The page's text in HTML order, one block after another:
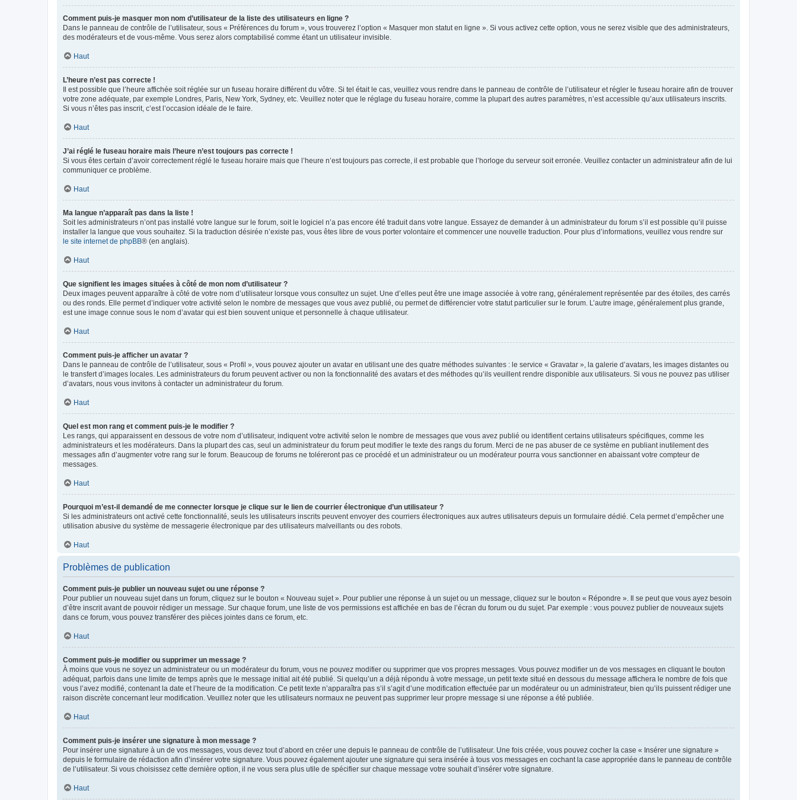
Comment puis-je masquer mon nom d’utilisateur de la liste des utilisateurs en ligne ?
Dans le panneau de contrôle de l’utilisateur, sous « Préférences du forum », vous trouverez l’option « Masquer mon statut en ligne ». Si vous activez cette option, vous ne serez visible que des administrateurs,
des modérateurs et de vous-même. Vous serez alors comptabilisé comme étant un utilisateur invisible.
Haut
L’heure n’est pas correcte !
Il est possible que l’heure affichée soit réglée sur un fuseau horaire différent du vôtre. Si tel était le cas, veuillez vous rendre dans le panneau de contrôle de l’utilisateur et régler le fuseau horaire afin de trouver
votre zone adéquate, par exemple Londres, Paris, New York, Sydney, etc. Veuillez noter que le réglage du fuseau horaire, comme la plupart des autres paramètres, n’est accessible qu’aux utilisateurs inscrits.
Si vous n’êtes pas inscrit, c’est l’occasion idéale de le faire.
Haut
J’ai réglé le fuseau horaire mais l’heure n’est toujours pas correcte !
Si vous êtes certain d’avoir correctement réglé le fuseau horaire mais que l’heure n’est toujours pas correcte, il est probable que l’horloge du serveur soit erronée. Veuillez contacter un administrateur afin de lui
communiquer ce problème.
Haut
Ma langue n’apparaît pas dans la liste !
Soit les administrateurs n’ont pas installé votre langue sur le forum, soit le logiciel n’a pas encore été traduit dans votre langue. Essayez de demander à un administrateur du forum s’il est possible qu’il puisse
installer la langue que vous souhaitez. Si la traduction désirée n’existe pas, vous êtes libre de vous porter volontaire et commencer une nouvelle traduction. Pour plus d’informations, veuillez vous rendre sur
le site internet de phpBB® (en anglais).
Haut
Que signifient les images situées à côté de mon nom d’utilisateur ?
Deux images peuvent apparaître à côté de votre nom d’utilisateur lorsque vous consultez un sujet. Une d’elles peut être une image associée à votre rang, généralement représentée par des étoiles, des carrés
ou des ronds. Elle permet d’indiquer votre activité selon le nombre de messages que vous avez publié, ou permet de différencier votre statut particulier sur le forum. L’autre image, généralement plus grande,
est une image connue sous le nom d’avatar qui est bien souvent unique et personnelle à chaque utilisateur.
Haut
Comment puis-je afficher un avatar ?
Dans le panneau de contrôle de l’utilisateur, sous « Profil », vous pouvez ajouter un avatar en utilisant une des quatre méthodes suivantes : le service « Gravatar », la galerie d’avatars, les images distantes ou
le transfert d’images locales. Les administrateurs du forum peuvent activer ou non la fonctionnalité des avatars et des méthodes qu’ils veuillent rendre disponible aux utilisateurs. Si vous ne pouvez pas utiliser
d’avatars, nous vous invitons à contacter un administrateur du forum.
Haut
Quel est mon rang et comment puis-je le modifier ?
Les rangs, qui apparaissent en dessous de votre nom d’utilisateur, indiquent votre activité selon le nombre de messages que vous avez publié ou identifient certains utilisateurs spécifiques, comme les
administrateurs et les modérateurs. Dans la plupart des cas, seul un administrateur du forum peut modifier le texte des rangs du forum. Merci de ne pas abuser de ce système en publiant inutilement des
messages afin d’augmenter votre rang sur le forum. Beaucoup de forums ne toléreront pas ce procédé et un administrateur ou un modérateur pourra vous sanctionner en abaissant votre compteur de
messages.
Haut
Pourquoi m’est-il demandé de me connecter lorsque je clique sur le lien de courrier électronique d’un utilisateur ?
Si les administrateurs ont activé cette fonctionnalité, seuls les utilisateurs inscrits peuvent envoyer des courriers électroniques aux autres utilisateurs depuis un formulaire dédié. Cela permet d’empêcher une
utilisation abusive du système de messagerie électronique par des utilisateurs malveillants ou des robots.
Haut
Problèmes de publication
Comment puis-je publier un nouveau sujet ou une réponse ?
Pour publier un nouveau sujet dans un forum, cliquez sur le bouton « Nouveau sujet ». Pour publier une réponse à un sujet ou un message, cliquez sur le bouton « Répondre ». Il se peut que vous ayez besoin
d’être inscrit avant de pouvoir rédiger un message. Sur chaque forum, une liste de vos permissions est affichée en bas de l’écran du forum ou du sujet. Par exemple : vous pouvez publier de nouveaux sujets
dans ce forum, vous pouvez transférer des pièces jointes dans ce forum, etc.
Haut
Comment puis-je modifier ou supprimer un message ?
À moins que vous ne soyez un administrateur ou un modérateur du forum, vous ne pouvez modifier ou supprimer que vos propres messages. Vous pouvez modifier un de vos messages en cliquant le bouton
adéquat, parfois dans une limite de temps après que le message initial ait été publié. Si quelqu’un a déjà répondu à votre message, un petit texte situé en dessous du message affichera le nombre de fois que
vous l’avez modifié, contenant la date et l’heure de la modification. Ce petit texte n’apparaîtra pas s’il s’agit d’une modification effectuée par un modérateur ou un administrateur, bien qu’ils puissent rédiger une
raison discrète concernant leur modification. Veuillez noter que les utilisateurs normaux ne peuvent pas supprimer leur propre message si une réponse a été publiée.
Haut
Comment puis-je insérer une signature à mon message ?
Pour insérer une signature à un de vos messages, vous devez tout d’abord en créer une depuis le panneau de contrôle de l’utilisateur. Une fois créée, vous pouvez cocher la case « Insérer une signature »
depuis le formulaire de rédaction afin d’insérer votre signature. Vous pouvez également ajouter une signature qui sera insérée à tous vos messages en cochant la case appropriée dans le panneau de contrôle
de l’utilisateur. Si vous choisissez cette dernière option, il ne vous sera plus utile de spécifier sur chaque message votre souhait d’insérer votre signature.
Haut